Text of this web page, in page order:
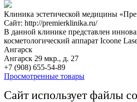
Клиника эстетической медицины
Сайт: http://premierklinika.ru/
В данной клинике представлен
косметологический аппарат Icoone
Ангарск
Ангарск 29 мкр., д. 27
+7 (908) 655-54-89
Просмотренные товары
Сайт использует файлы